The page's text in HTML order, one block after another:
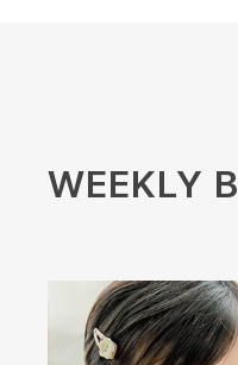
WEEKLY